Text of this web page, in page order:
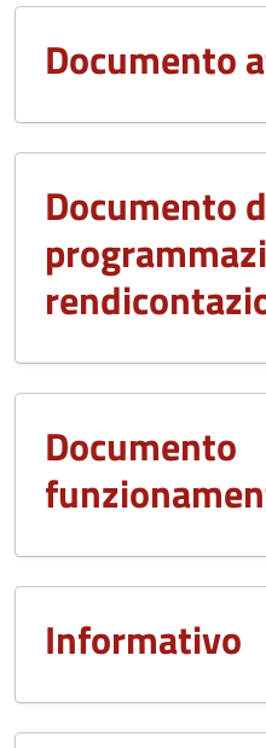
Documento
Documento
Documento
Informativo